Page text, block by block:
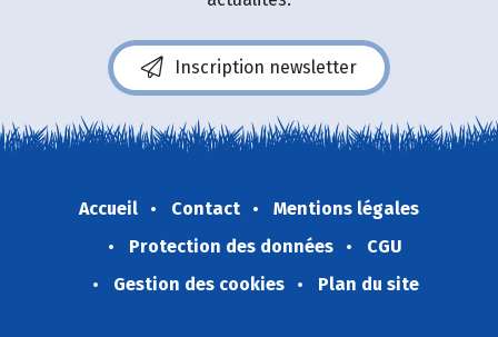
Inscription newsletter
Accueil Contact
Mentions légales
Protection des données
CGU
Gestion des cookies
Plan du site